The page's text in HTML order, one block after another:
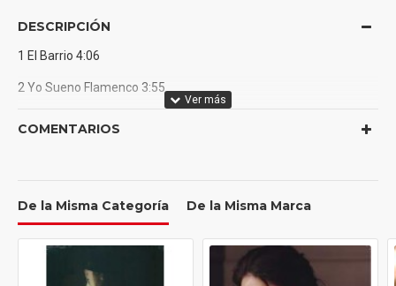
DESCRIPCIÓN
1 El Barrio 4:06
2 Yo Sueno Flamenco 3:55
6 A Mi Guitarra 4:34
7 Cuánto Daría 3:33
8 La Vida 3:53
COMENTARIOS
De la Misma Categoría De la Misma Marca